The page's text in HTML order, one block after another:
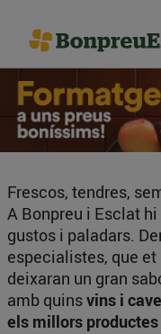
Frescos, tendres,
A Bonpreu i Esclat
gustos i paladars.
especialistes, que
deixaran un gran
amb quinsvins i
els millors